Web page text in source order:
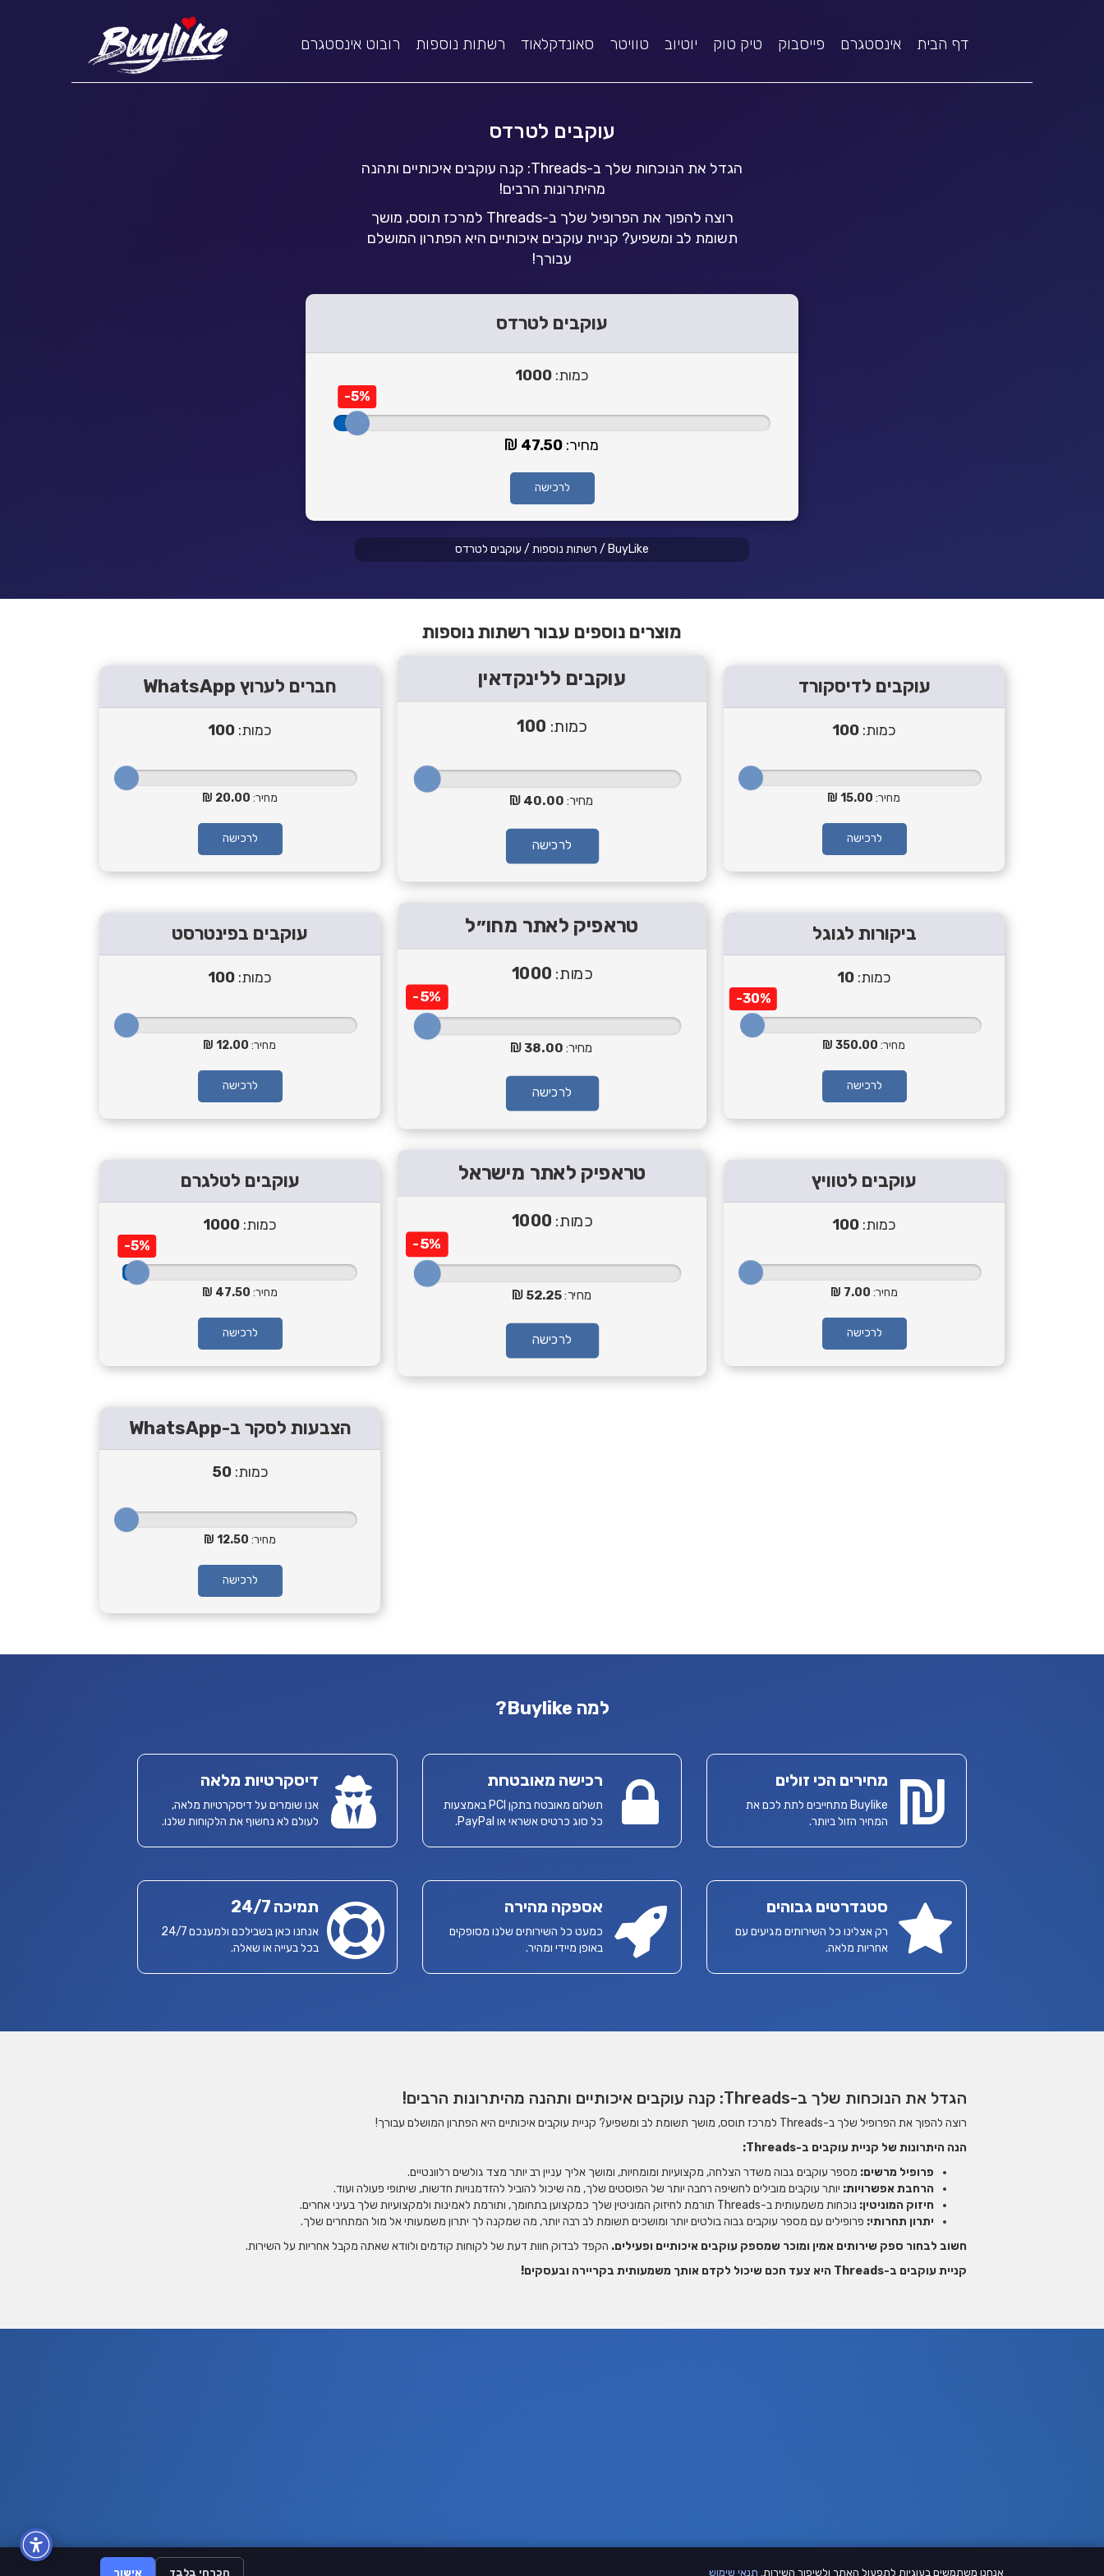
דף הבית אינסטגרם פייסבוק טיק טוק יוטיוב טוויטר סאונדקלאוד רשתות נוספות רובוט אינסטגרם
עוקבים לטרדס
הגדל את הנוכחות שלך ב-Threads: קנה עוקבים איכותיים ותהנה
מהיתרונות הרבים!
רוצה להפוך את הפרופיל שלך ב-Threads למרכז תוסס, מושך
תשומת לב ומשפיע? קניית עוקבים איכותיים היא הפתרון המושלם
עבורך!
עוקבים לטרדס
כמות: 1000
-5%
מחיר: 47.50
לרכישה
BuyLike
/ רשתות נוספות / עוקבים לטרדס
מוצרים נוספים עבור רשתות נוספות
חברים לערוץ WhatsApp‎‏
כמות: 100
מחיר: 20.00
לרכישה
עוקבים ללינקדאין
כמות: 100
מחיר: 40.00
לרכישה
עוקבים לדיסקורד
כמות: 100
מחיר: 15.00
לרכישה
עוקבים בפינטרסט
כמות: 100
מחיר: 12.00
לרכישה
טראפיק לאתר מחו״ל
כמות: 1000
-5%
מחיר: 38.00
לרכישה
ביקורות לגוגל
כמות: 10
-30%
מחיר: 350.00
לרכישה
עוקבים לטלגרם
כמות: 1000
-5%
מחיר: 47.50
לרכישה
טראפיק לאתר מישראל
כמות: 1000
-5%
מחיר:52.25
לרכישה
עוקבים לטוויץ
כמות: 100
מחיר: 7.00
לרכישה
הצבעות לסקר ב-WhatsApp
כמות:50
מחיר: 12.50
לרכישה
למה Buylike?
מחירים הכי זולים
Buylike מתחייבים לתת לכם את
המחיר הזול ביותר.
רכישה מאובטחת
תשלום מאובטח בתקן PCI באמצעות
כל סוג כרטיס אשראי או PayPal.
דיסקרטיות מלאה
אנו שומרים על דיסקרטיות מלאה,
לעולם לא נחשוף את הלקוחות שלנו.
סטנדרטים גבוהים
רק אצלינו כל השירותים מגיעים עם
אחריות מלאה.
אספקה מהירה
כמעט כל השירותים שלנו מסופקים
באופן מיידי ומהיר.
תמיכה 24/7
אנחנו כאן בשבילכם ולמענכם 24/7
בכל בעייה או שאלה.
הגדל את הנוכחות שלך ב-Threads: קנה עוקבים איכותיים ותהנה מהיתרונות הרבים!
רוצה להפוך את הפרופיל שלך ב-Threads למרכז תוסס, מושך תשומת לב ומשפיע? קניית עוקבים איכותיים היא הפתרון המושלם עבורך!
הנה היתרונות של קניית עוקבים ב-Threads:
פרופיל מרשים: מספר עוקבים גבוה משדר הצלחה, מקצועיות ומומחיות, ומושך אליך עניין רב יותר מצד גולשים רלוונטיים.
הרחבת אפשרויות: יותר עוקבים מובילים לחשיפה רחבה יותר של הפוסטים שלך, מה שיכול להוביל להזדמנויות חדשות, שיתופי פעולה ועוד.
חיזוק המוניטין: נוכחות משמעותית ב-Threads תורמת לחיזוק המוניטין שלך כמקצוען בתחומך, ותורמת לאמינות ולמקצועיות שלך בעיני אחרים.
יתרון תחרותי: פרופילים עם מספר עוקבים גבוה בולטים יותר ומושכים תשומת לב רבה יותר, מה שמקנה לך יתרון משמעותי אל מול המתחרים שלך.
חשוב לבחור ספק שירותים אמין ומוכר שמספק עוקבים איכותיים ופעילים. הקפד לבדוק חוות דעת של לקוחות קודמים ולוודא שאתה מקבל אחריות על השירות.
קניית עוקבים ב-Threads היא צעד חכם שיכול לקדם אותך משמעותית בקריירה ובעסקים!
אנחנו משתמשים בעוגיות לתפעול האתר ולשיפור השירות. תנאי שימוש הכרחי בלבד אישור